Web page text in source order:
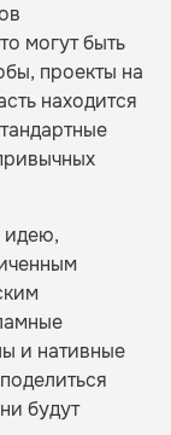
могут быть
проекты на
находится
идею,
и нативные
будут